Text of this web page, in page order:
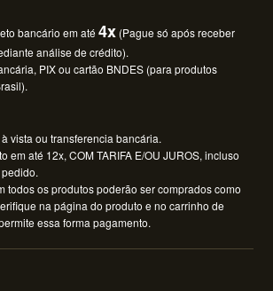
bancário em até4x (Pague só após receber
análise de crédito).
PIX ou cartão BNDES (para produtos
vista ou transferencia bancária.
em até 12x, COM TARIFA E/OU JUROS, incluso
todos os produtos poderão ser comprados como
na página do produto e no carrinho de
essa forma pagamento.